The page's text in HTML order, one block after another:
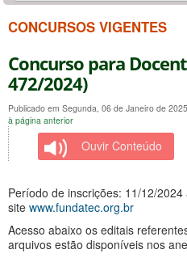
CONCURSOS VIGENTES
Concurso para
472/2024)
Publicado em Segunda, 06 de Janeiro de
à página anterior
Ouvir Conteúdo
Período de inscrições: 11/12/
site www.fundatec.org.br
Acesso abaixo os editais
arquivos estão disponíveis nos